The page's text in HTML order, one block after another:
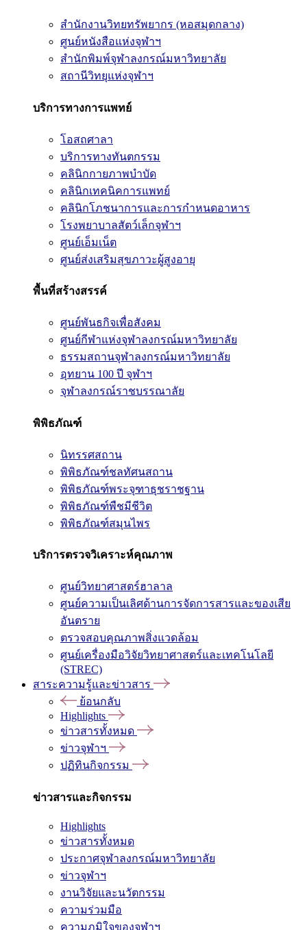
สำนักงานวิทยทรัพยากร (หอสมุดกลาง)
ศูนย์หนังสือแห่งจุฬาฯ
สำนักพิมพ์จุฬาลงกรณ์มหาวิทยาลัย
สถานีวิทยุแห่งจุฬาฯ
บริการทางการแพทย์
โอสถศาลา
บริการทางทันตกรรม
คลินิกกายภาพบำบัด
คลินิกเทคนิคการแพทย์
คลินิกโภชนาการและการกำหนดอาหาร
โรงพยาบาลสัตว์เล็กจุฬาฯ
ศูนย์เอ็มเน็ต
ศูนย์ส่งเสริมสุขภาวะผู้สูงอายุ
พื้นที่สร้างสรรค์
ศูนย์พันธกิจเพื่อสังคม
ศูนย์กีฬาแห่งจุฬาลงกรณ์มหาวิทยาลัย
ธรรมสถานจุฬาลงกรณ์มหาวิทยาลัย
อุทยาน 100 ปี จุฬาฯ
จุฬาลงกรณ์ราชบรรณาลัย
พิพิธภัณฑ์
นิทรรศสถาน
พิพิธภัณฑ์ชลทัศนสถาน
พิพิธภัณฑ์พระจุฑาธุชราชฐาน
พิพิธภัณฑ์พืชมีชีวิต
พิพิธภัณฑ์สมุนไพร
บริการตรวจวิเคราะห์คุณภาพ
ศูนย์วิทยาศาสตร์ฮาลาล
ศูนย์ความเป็นเลิศด้านการจัดการสารและของเสีย
อันตราย
ตรวจสอบคุณภาพสิ่งแวดล้อม
ศูนย์เครื่องมือวิจัยวิทยาศาสตร์และเทคโนโลยี
(STREC)
สาระความรู้และข่าวสาร
ย้อนกลับ
Highlights
ข่าวสารทั้งหมด
ข่าวจุฬาฯ
ปฏิทินกิจกรรม
ข่าวสารและกิจกรรม
Highlights
ข่าวสารทั้งหมด
ประกาศจุฬาลงกรณ์มหาวิทยาลัย
ข่าวจุฬาฯ
งานวิจัยและนวัตกรรม
ความร่วมมือ
ความภูมิใจของจุฬาฯ